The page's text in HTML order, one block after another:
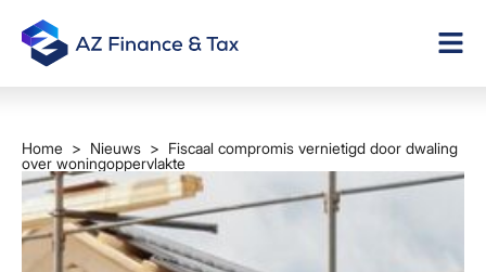
Home > Nieuws > Fiscaal compromis vernietigd door dwaling
over woningoppervlakte